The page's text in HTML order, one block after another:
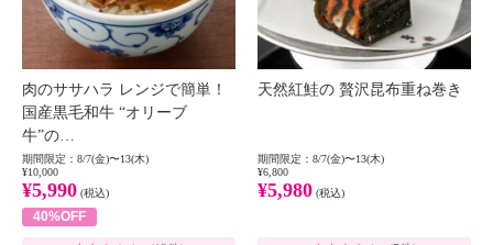
肉のササハラ レンジで簡単！
国産黒毛和牛 “オリーブ
牛”の…
期間限定：8/7(金)〜13(木)
¥10,000
¥5,990 (税込)
40%OFF
天然紅鮭の 贅沢昆布重ね巻き
期間限定：8/7(金)〜13(木)
¥6,800
¥5,980 (税込)